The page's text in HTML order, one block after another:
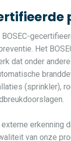
Het
dat onder
(sprinkler),
erkenning
van onze